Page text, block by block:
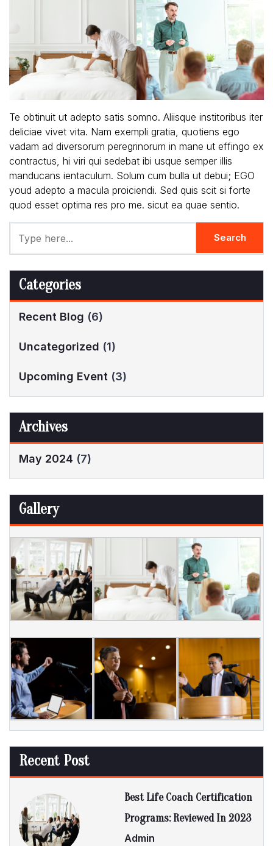
Te obtinuit ut adepto satis somno. Aliisque institoribus iter
deliciae vivet vita. Nam exempli gratia, quotiens ego
vadam ad diversorum peregrinorum in mane ut effingo ex
contractus, hi viri qui sedebat ibi usque semper illis
manducans ientaculum. Solum cum bulla ut debui; EGO
youd adepto a macula proiciendi. Sed quis scit si forte
quod esset optima res pro me. sicut ea quae sentio.
Categories
Recent Blog (6)
Uncategorized (1)
Upcoming Event (3)
Archives
May 2024 (7)
Gallery
Recent Post
Best Life Coach Certification
Programs: Reviewed In 2023
Admin